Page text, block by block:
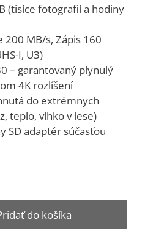
(tisíce fotografií a hodiny
200 MB/s, Zápis 160
I, U3)
– garantovaný plynulý
4K rozlíšení
do extrémnych
teplo, vlhko v lese)
SD adaptér súčasťou
do košíka